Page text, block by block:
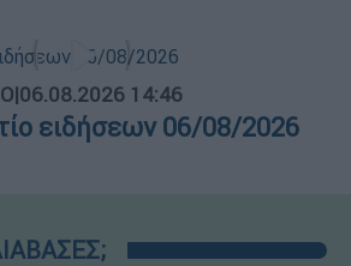
|06.08.2026 14:46
ειδήσεων 06/08/2026